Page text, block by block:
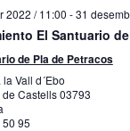
2022 / 11:00 -31
El Santuario
de Pla de Petracos
Vall d´Ebo
Castells03793
95